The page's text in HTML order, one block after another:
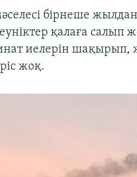
бірнеше
қалаға салып
иелерін шақырып,
жоқ.